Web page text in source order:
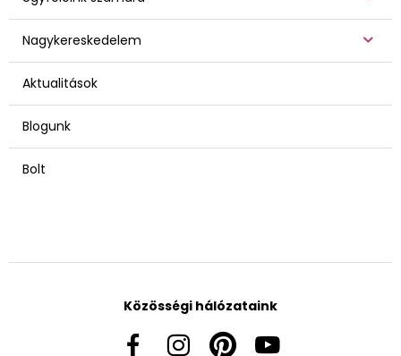
Nagykereskedelem
Aktualitások
Blogunk
Bolt
Közösségi hálózataink